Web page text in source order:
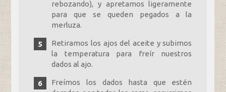
rebozando), y apretamos ligeramente
para que se queden pegados a la
merluza.
Retiramos los ajos del aceite y subimos
la temperatura para freír nuestros
dados al ajo.
Freímos los dados hasta que estén